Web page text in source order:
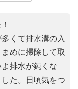
くて排水溝の入
めに掃除して取
排水が鈍くな
た。日頃気をつ